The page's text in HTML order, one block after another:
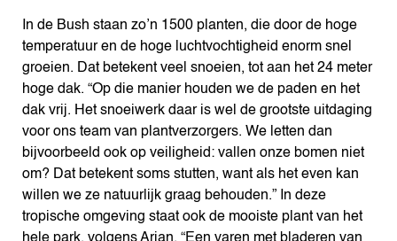
In de Bush staan zo’n 1500 planten, die door de hoge
temperatuur en de hoge luchtvochtigheid enorm snel
groeien. Dat betekent veel snoeien, tot aan het 24 meter
hoge dak. “Op die manier houden we de paden en het
dak vrij. Het snoeiwerk daar is wel de grootste uitdaging
voor ons team van plantverzorgers. We letten dan
bijvoorbeeld ook op veiligheid: vallen onze bomen niet
om? Dat betekent soms stutten, want als het even kan
willen we ze natuurlijk graag behouden.” In deze
tropische omgeving staat ook de mooiste plant van het